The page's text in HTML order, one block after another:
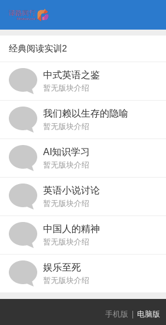
经典阅读实训2
中式英语之鉴
暂无版块介绍
我们赖以生存的隐喻
暂无版块介绍
AI知识学习
暂无版块介绍
英语小说讨论
暂无版块介绍
中国人的精神
暂无版块介绍
娱乐至死
暂无版块介绍
手机版 电脑版